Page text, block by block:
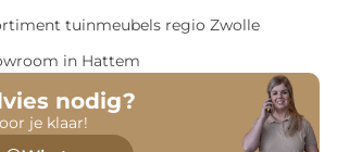
tuinmeubels regio Zwolle
in Hattem
nodig?
je klaar!